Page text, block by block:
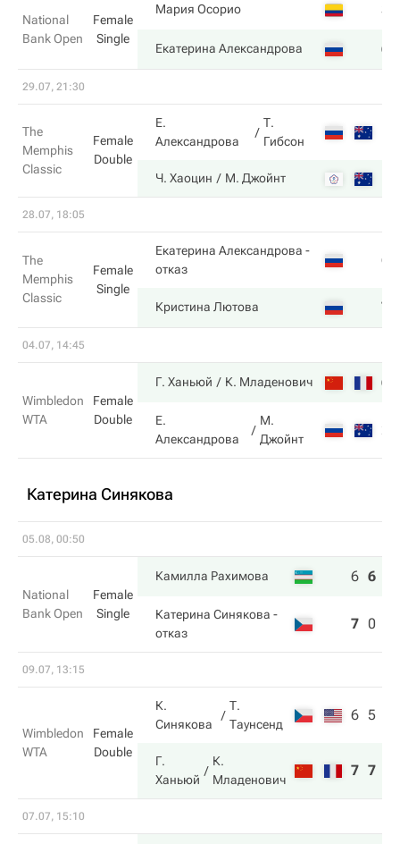
National
Bank Open
Female
Single
Мария Осорио 3
Екатерина Александрова 6
29.07, 21:30
The
Memphis
Classic
Female
Double
Е.
Александрова
Т.
Гибсон
Ч. Хаоцин М. Джойнт
28.07, 18:05
The
Memphis
Classic
Female
Single
Екатерина Александрова -
отказ
6
Кристина Лютова 7
04.07, 14:45
Wimbledon
WTA
Female
Double
Г. Ханьюй К. Младенович 6
Е.
Александрова
М.
Джойнт
2
Катерина Синякова
05.08, 00:50
National
Bank Open
Female
Single
Камилла Рахимова 6 6
Катерина Синякова -
отказ
7 0
09.07, 13:15
Wimbledon
WTA
Female
Double
К.
Синякова
Т.
Таунсенд
6 5
Г.
Ханьюй
К.
Младенович
7 7
07.07, 15:10